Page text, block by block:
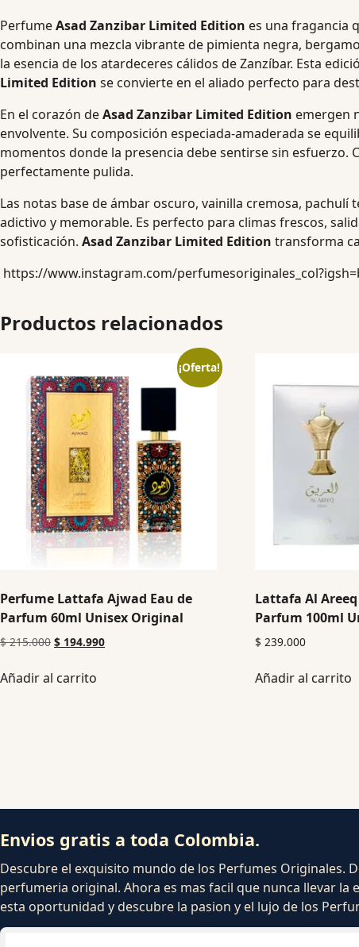
PerfumeAsad Zanzibar Limited Edition es una fragancia
combinan una mezcla vibrante de pimienta negra,
la esencia de los atardeceres cálidos de Zanzíbar. Esta
Limited Edition se convierte en el aliado perfecto para
En el corazón deAsad Zanzibar Limited Edition emergen
envolvente. Su composición especiada-amaderada se
momentos donde la presencia debe sentirse sin esfuerzo.
perfectamente pulida.
Las notas base de ámbar oscuro, vainilla cremosa,
adictivo y memorable. Es perfecto para climas frescos,
sofisticación. Asad Zanzibar Limited Edition transforma
https://www.instagram.com/
Productos relacionados
¡Oferta!
Perfume Lattafa Ajwad Eau de
Parfum 60ml Unisex Original
$215.000 $ 194.990
Añadir al carrito
Lattafa Al
Parfum 100ml
$ 239.000
Añadir al carrito
Envios gratis a toda Colombia.
Descubre el exquisito mundo de los Perfumes Originales.
perfumeria original. Ahora es mas facil que nunca llevar
esta oportunidad y descubre la pasion y el lujo de los